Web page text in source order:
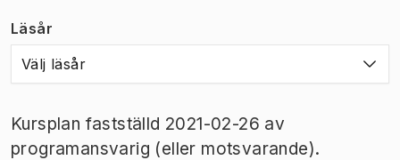
Läsår
Välj läsår
Kursplan fastställd 2021-02-26 av
programansvarig (eller motsvarande).